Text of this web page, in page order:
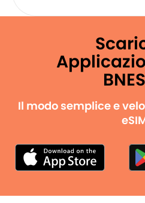
Il modo semplice e